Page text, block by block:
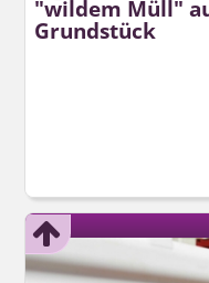
"wildem Müll"
Grundstück